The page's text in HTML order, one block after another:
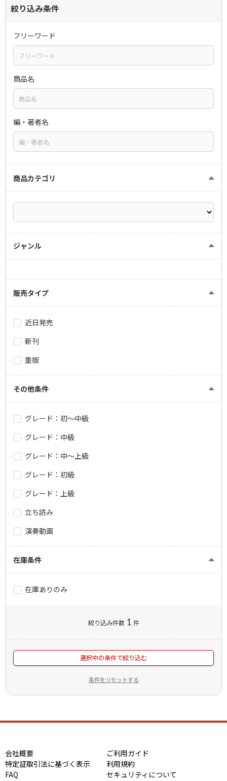
絞り込み条件
フリーワード
商品名
編・著者名
商品カテゴリ
ジャンル
販売タイプ
近日発売
新刊
重版
その他条件
グレード：初～中級
グレード：中級
グレード：中～上級
グレード：初級
グレード：上級
立ち読み
演奏動画
在庫条件
在庫ありのみ
絞り込み件数 1 件
選択中の条件で絞り込む
条件をリセットする
会社概要
ご利用ガイド
特定証取引法に基づく表示
利用規約
FAQ
セキュリティについて